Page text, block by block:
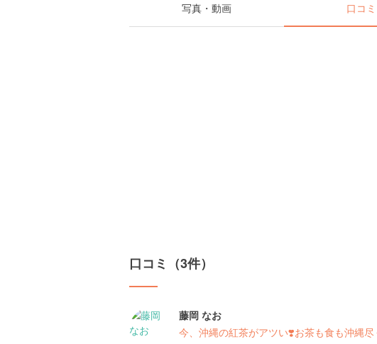
写真・動画 口コミ
口コミ（3件）
藤岡 なお
今、沖縄の紅茶がアツい❣️お茶も食も沖縄